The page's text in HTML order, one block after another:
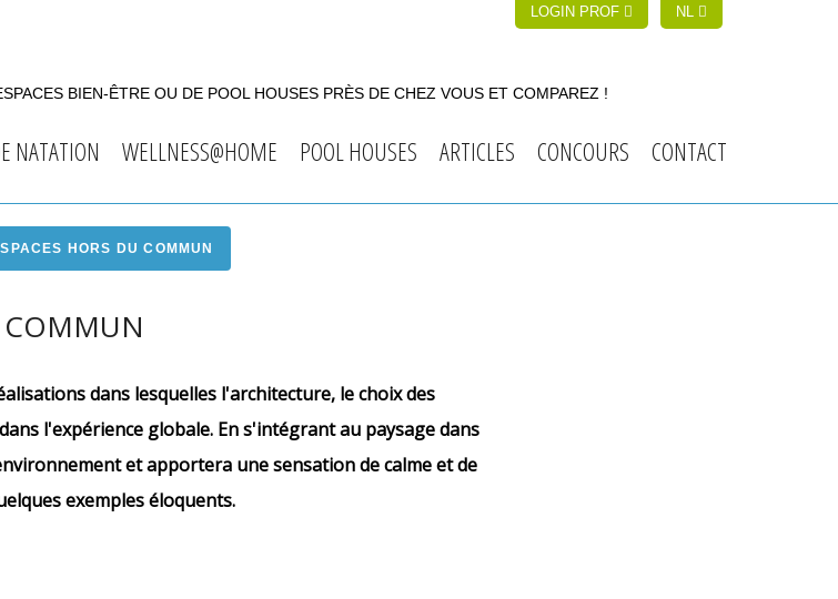
LOGIN PROF NL
BIEN-ÊTRE OU DE POOL HOUSES PRÈS DE CHEZ VOUS ET COMPAREZ !
NATATION WELLNESS@HOME POOL HOUSES ARTICLES CONCOURS CONTACT
HORS DU COMMUN
COMMUN
dans lesquelles l'architecture, le choix des
l'expérience globale. En s'intégrant au paysage dans
et apportera une sensation de calme et de
exemples éloquents.